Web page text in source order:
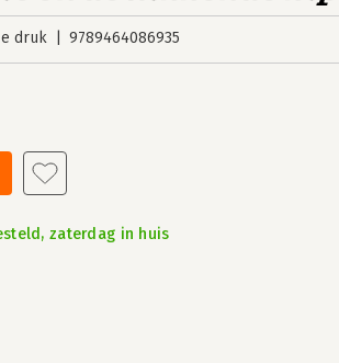
druk 9789464086935
zaterdag in huis